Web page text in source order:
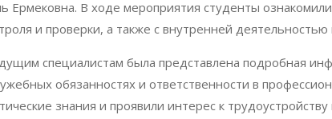
Ермековна. В ходе мероприятия студенты
и проверки, а также с внутренней
специалистам была представлена подробная
обязанностях и ответственности в
знания и проявили интерес к